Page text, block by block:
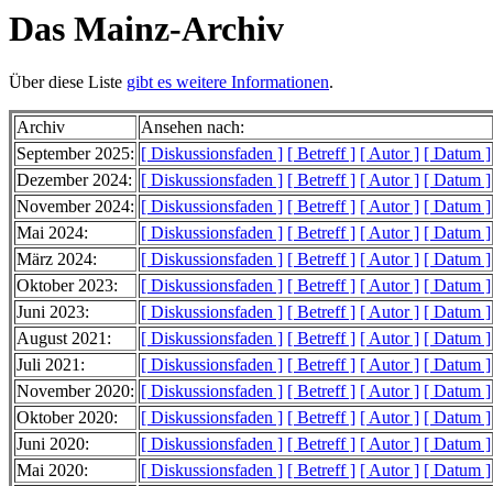
Das Mainz-Archiv
Über diese Liste gibt es weitere Informationen.
Archiv
Ansehen nach:
September 2025: [ Diskussionsfaden ] [ Betreff ] [ Autor ] [ Datum ]
Dezember 2024: [ Diskussionsfaden ] [ Betreff ] [ Autor ] [ Datum ]
November 2024: [ Diskussionsfaden ] [ Betreff ] [ Autor ] [ Datum ]
Mai 2024:
[ Diskussionsfaden ] [ Betreff ] [ Autor ] [ Datum ]
März 2024:
[ Diskussionsfaden ] [ Betreff ] [ Autor ] [ Datum ]
Oktober 2023:
[ Diskussionsfaden ] [ Betreff ] [ Autor ] [ Datum ]
Juni 2023:
[ Diskussionsfaden ] [ Betreff ] [ Autor ] [ Datum ]
August 2021:
[ Diskussionsfaden ] [ Betreff ] [ Autor ] [ Datum ]
Juli 2021:
[ Diskussionsfaden ] [ Betreff ] [ Autor ] [ Datum ]
November 2020: [ Diskussionsfaden ] [ Betreff ] [ Autor ] [ Datum ]
Oktober 2020:
[ Diskussionsfaden ] [ Betreff ] [ Autor ] [ Datum ]
Juni 2020:
[ Diskussionsfaden ] [ Betreff ] [ Autor ] [ Datum ]
Mai 2020:
[ Diskussionsfaden ] [ Betreff ] [ Autor ] [ Datum ]